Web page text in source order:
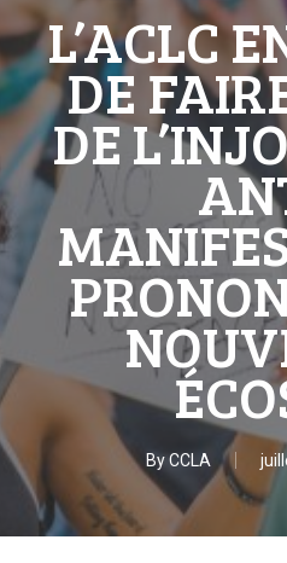
L’ACLC
DE
DE
By CCLA